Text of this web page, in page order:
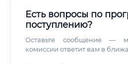
Есть вопросы по
поступлению?
Оставьте сообщение —
комиссии ответит вам в